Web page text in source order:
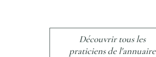
Découvrir tous les
praticiens de l'annuaire